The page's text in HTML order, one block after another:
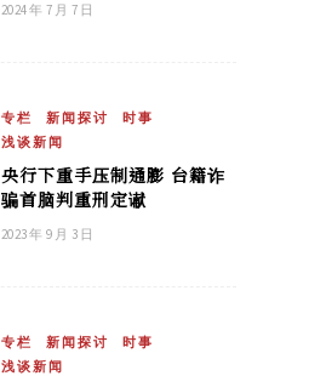
2024 年 7 月 7 日
专栏 新闻探讨
时事
浅谈新闻
央行下重手压制通膨 台籍诈
骗首脑判重刑定谳
2023 年 9 月 3 日
专栏 新闻探讨
时事
浅谈新闻